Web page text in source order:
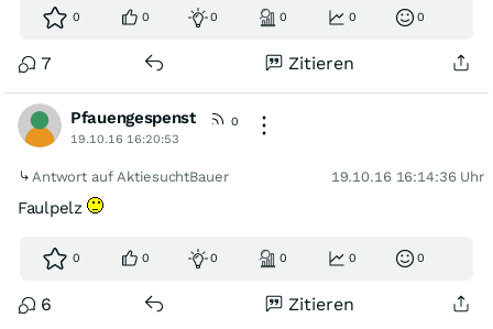
0 0 0 0 0 0
7 Zitieren
Pfauengespenst
0
19.10.16 16:20:53
Antwort auf AktiesuchtBauer 19.10.16 16:14:36 Uhr
Faulpelz
0 0 0 0 0 0
6 Zitieren